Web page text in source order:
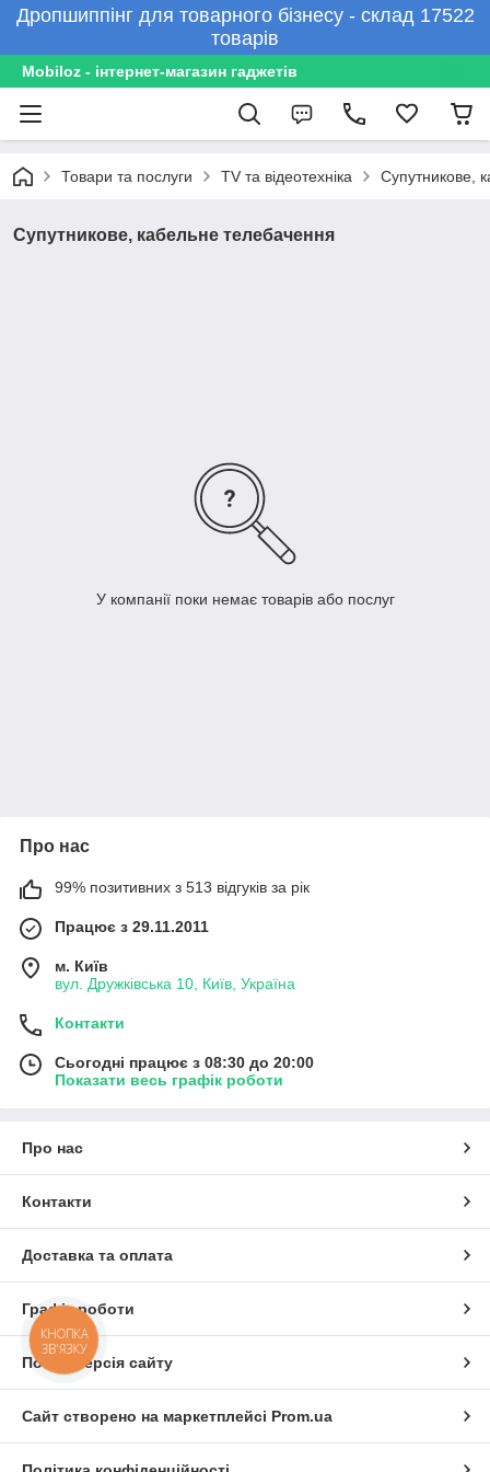
Дропшиппінг для товарного бізнесу - склад 17522
товарів
Mobiloz - інтернет-магазин гаджетів
Товари та послуги TV та відеотехніка Супутникове,
Супутникове, кабельне телебачення
У компанії поки немає товарів або послуг
Про нас
99% позитивних з 513 відгуків за рік
Працює з 29.11.2011
м. Київ
вул. Дружківська 10, Київ, Україна
Контакти
Сьогодні працює з 08:30 до 20:00
Показати весь графік роботи
Про нас
Контакти
Доставка та оплата
Графік роботи
Повна версія сайту
Сайт створено на маркетплейсі Prom.ua
КНОПКА
ЗВ'ЯЗКУ